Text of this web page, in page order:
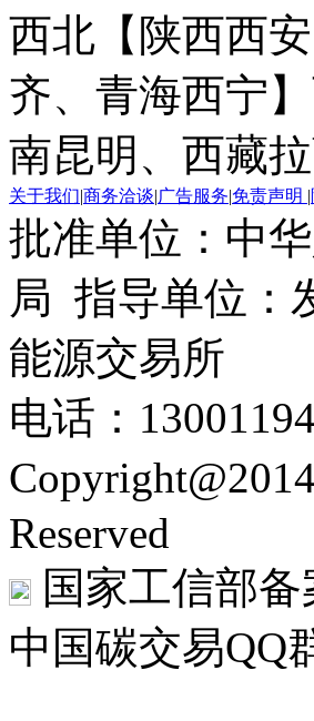
西北【陕西西
齐、青海西宁】
南昆明、西藏拉
关于我们|商务洽谈|广告服务|免责声明 |
批准单位：中
局 指导单位：
能源交易所
电话：
Reserved
国家工信部
中国碳交易QQ